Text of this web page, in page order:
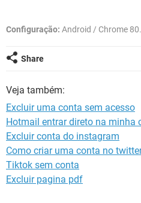
GUIA DE COMPRAS
Configuração: Android / Chrome
Share
Veja também:
Excluir uma conta sem acesso
Hotmail entrar direto na minha
Excluir conta do instagram
Como criar uma conta no
Tiktok sem conta
Excluir pagina pdf